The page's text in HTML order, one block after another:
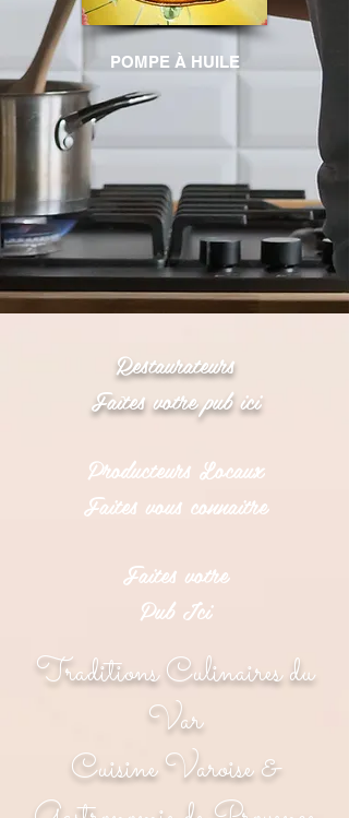
POMPE À HUILE
Restaurateurs
Faîtes votre pub ici
Producteurs Locaux
Faites vous connaitre
Faites votre
Pub Ici
Traditions Culinaires du
Var
Cuisine Varoise &